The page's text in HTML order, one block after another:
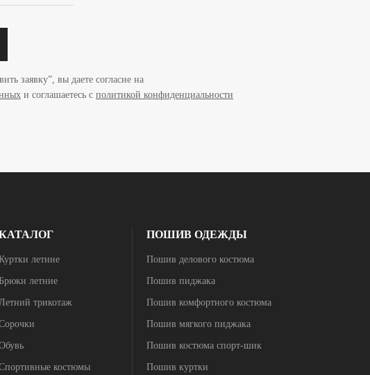
заявку”, вы даете согласие на
и соглашаетесь c политикой конфиденциальности
летние
летние
трикотаж
костюмы
ПОШИВ ОДЕЖДЫ
Пошив делового костюма
Пошив пиджака
Пошив комфортного костюма
Пошив мягкого пиджака
Пошив костюма спорт-шик
Пошив куртки